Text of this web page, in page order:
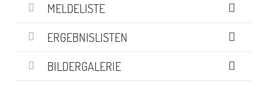
MELDELISTE
ERGEBNISLISTEN
BILDERGALERIE